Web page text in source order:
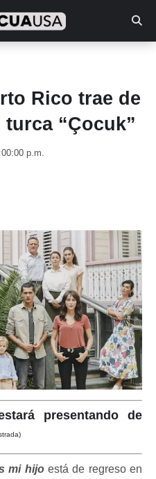
Rico trae de
“Çocuk”
p.m.
presentando de
mi hijoestá de regreso en